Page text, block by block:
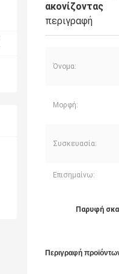
ακονίζοντας
περιγραφή
Όνομα:
Μορφή:
Συσκευασία:
Επισημαίνω:
Παρυφή
Περιγραφή